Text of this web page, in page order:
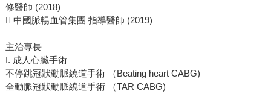
修醫師 (2018)
 中國脈暢血管集團 指導醫師 (2019)
主治專長
I. 成人心臟手術
不停跳冠狀動脈繞道手術 （Beating heart CABG)
全動脈冠狀動脈繞道手術 （TAR CABG)